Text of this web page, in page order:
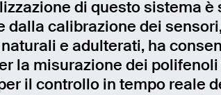
di questo sistema è
dalla calibrazione dei
e adulterati, ha
la misurazione dei polifenoli
il controllo in tempo reale